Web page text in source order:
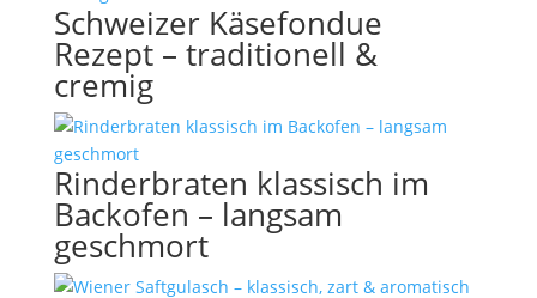
Schweizer Käsefondue
Rezept – traditionell &
cremig
Rinderbraten klassisch im
Backofen – langsam
geschmort